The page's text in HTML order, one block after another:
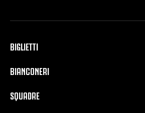
BIGLIETTI
BIANCONERI
SQUADRE